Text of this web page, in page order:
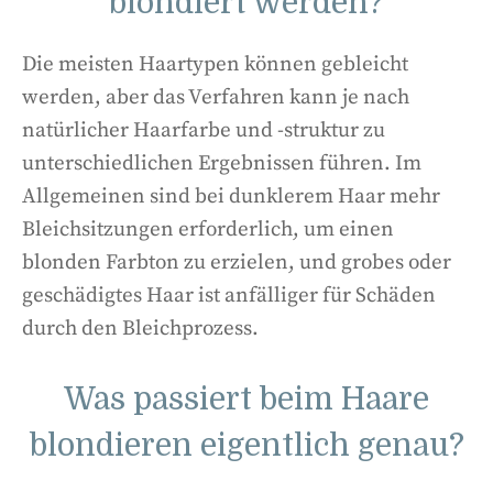
Die meisten Haartypen können gebleicht
werden, aber das Verfahren kann je nach
natürlicher Haarfarbe und -struktur zu
unterschiedlichen Ergebnissen führen. Im
Allgemeinen sind bei dunklerem Haar mehr
Bleichsitzungen erforderlich, um einen
blonden Farbton zu erzielen, und grobes oder
geschädigtes Haar ist anfälliger für Schäden
durch den Bleichprozess.
Was passiert beim Haare
blondieren eigentlich genau?